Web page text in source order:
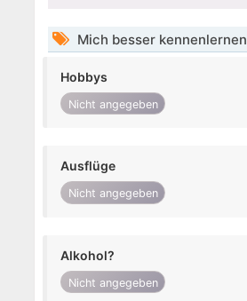
Mich besser kennenlernen
Hobbys
Nicht angegeben
Ausflüge
Nicht angegeben
Alkohol?
Nicht angegeben